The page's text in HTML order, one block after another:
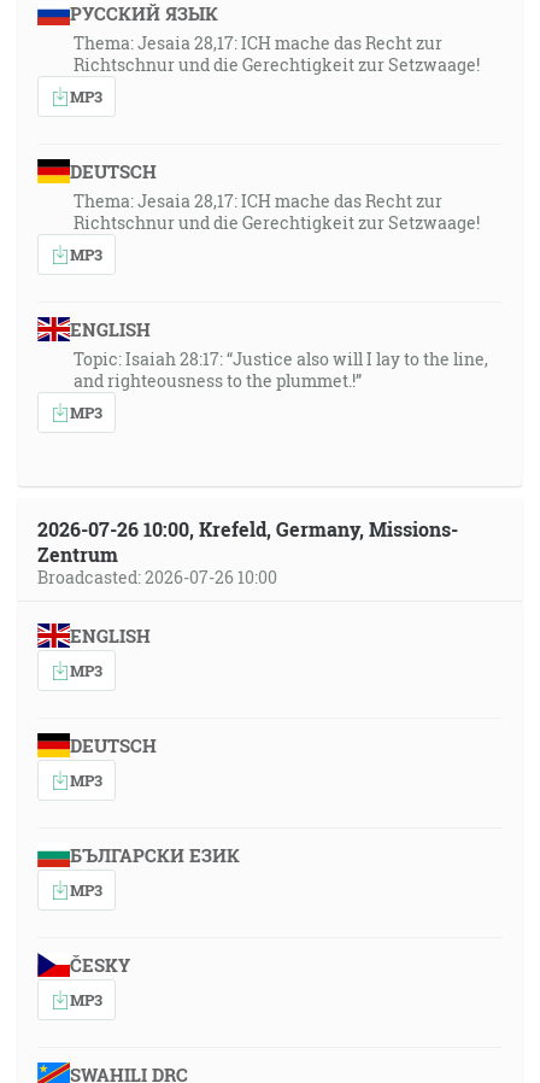
РУССКИЙ ЯЗЫК
Thema: Jesaia 28,17: ICH mache das Recht zur
Richtschnur und die Gerechtigkeit zur Setzwaage!
MP3
DEUTSCH
Thema: Jesaia 28,17: ICH mache das Recht zur
Richtschnur und die Gerechtigkeit zur Setzwaage!
MP3
ENGLISH
Topic: Isaiah 28:17: “Justice also will I lay to the line,
and righteousness to the plummet.!”
MP3
2026-07-26 10:00, Krefeld, Germany, Missions-
Zentrum
Broadcasted: 2026-07-26 10:00
ENGLISH
MP3
DEUTSCH
MP3
БЪЛГАРСКИ ЕЗИК
MP3
ČESKY
MP3
SWAHILI DRC